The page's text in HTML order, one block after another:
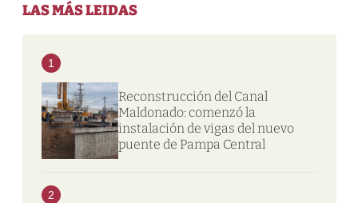
LAS MÁS LEIDAS
1
Reconstrucción del Canal
Maldonado: comenzó la
instalación de vigas del nuevo
puente de Pampa Central
2